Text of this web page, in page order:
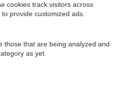
cookies track visitors across
provide customized ads.
those that are being analyzed and
as yet.